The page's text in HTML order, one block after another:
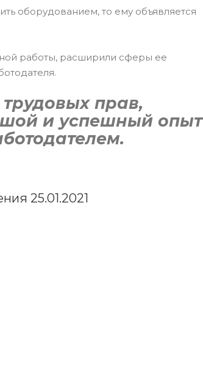
оборудованием, то ему объявляется
работы, расширили сферы ее
прав,
и успешный опыт
25.01.2021